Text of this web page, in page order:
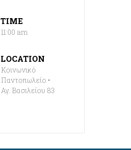
TIME
11:00 am
LOCATION
Κοινωνικό
Παντοπωλείο •
Αγ. Βασιλείου 83